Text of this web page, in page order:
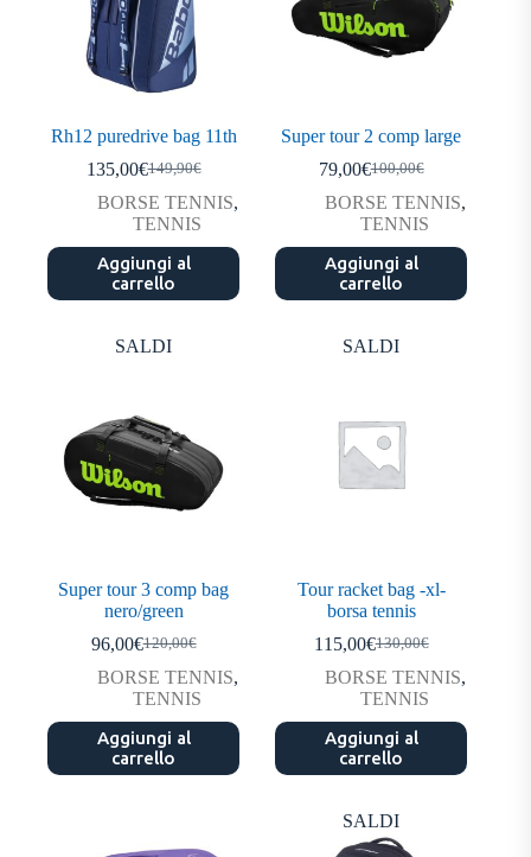
Rh12 puredrive bag 11th
149,90€
Il
prezzo
originale
149,90€.
135,00€Il
prezzo
attuale
135,00€.
BORSE TENNIS,
TENNIS
Aggiungi al
carrello
Super tour 2 comp large
100,00€
Il
prezzo
originale
100,00€.
79,00€Il
prezzo
attuale
79,00€.
BORSE TENNIS,
TENNIS
Aggiungi al
carrello
SALDI
Super tour 3 comp bag
nero/green
120,00€
Il
prezzo
originale
120,00€.
96,00€Il
prezzo
attuale
96,00€.
BORSE TENNIS,
TENNIS
Aggiungi al
carrello
SALDI
Tour racket bag -xl-
borsa tennis
130,00€
Il
prezzo
originale
130,00€.
115,00€Il
prezzo
attuale
115,00€.
BORSE TENNIS,
TENNIS
Aggiungi al
carrello
SALDI